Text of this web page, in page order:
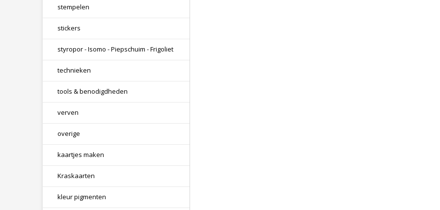
stempelen
stickers
styropor - Isomo - Piepschuim - Frigoliet
technieken
tools & benodigdheden
verven
overige
kaartjes maken
Kraskaarten
kleur pigmenten